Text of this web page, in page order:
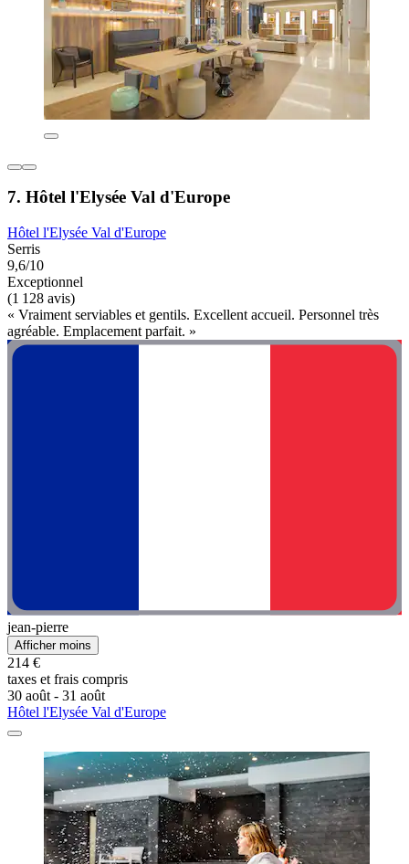
7. Hôtel l'Elysée Val d'Europe
Hôtel l'Elysée Val d'Europe
Serris
9,6/10
Exceptionnel
(1 128 avis)
« Vraiment serviables et gentils. Excellent accueil. Personnel très
agréable. Emplacement parfait. »
jean-pierre
Afficher moins
214 €
taxes et frais compris
30 août - 31 août
Hôtel l'Elysée Val d'Europe